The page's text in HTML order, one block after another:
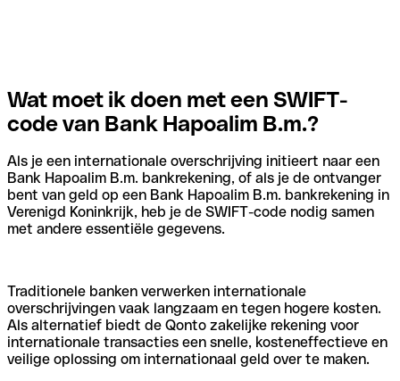
Wat moet ik doen met een SWIFT-
code van Bank Hapoalim B.m.?
Als je een internationale overschrijving initieert naar een
Bank Hapoalim B.m. bankrekening, of als je de ontvanger
bent van geld op een Bank Hapoalim B.m. bankrekening in
Verenigd Koninkrijk, heb je de SWIFT-code nodig samen
met andere essentiële gegevens.
Traditionele banken verwerken internationale
overschrijvingen vaak langzaam en tegen hogere kosten.
Als alternatief biedt de Qonto zakelijke rekening voor
internationale transacties een snelle, kosteneffectieve en
veilige oplossing om internationaal geld over te maken.